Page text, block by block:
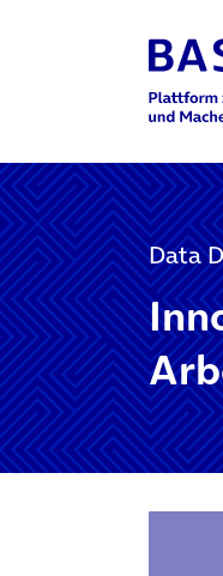
Main Navigation
Data